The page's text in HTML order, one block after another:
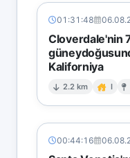
01:31:48
Cloverdale'nin
Kaliforniya
2.2 km I
00:44:16